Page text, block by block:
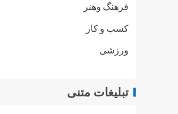
فرهنگ وهنر
کسب و کار
ورزشی
تبلیغات متنی